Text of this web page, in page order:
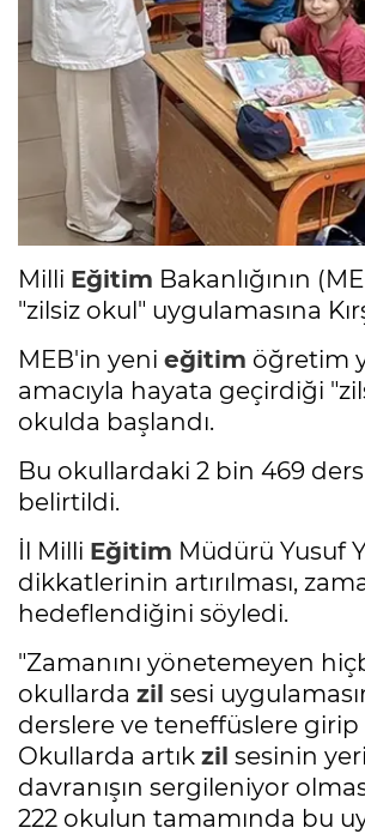
Milli Eğitim Bakanlığının
"zilsiz okul" uygulamasına
MEB'in yeni eğitim öğretim
amacıyla hayata geçirdiği
okulda başlandı.
Bu okullardaki 2 bin 469
belirtildi.
İl Milli Eğitim Müdürü Yusuf
dikkatlerinin artırılması,
hedeflendiğini söyledi.
"Zamanını yönetemeyen
okullarda zil sesi
derslere ve teneffüslere
Okullarda artık zil sesinin
davranışın sergileniyor
222 okulun tamamında bu